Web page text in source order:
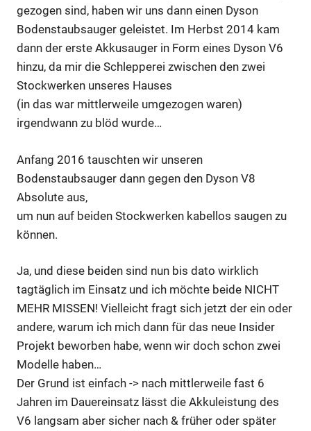
gezogen sind, haben wir uns dann einen Dyson
Bodenstaubsauger geleistet. Im Herbst 2014 kam
dann der erste Akkusauger in Form eines Dyson V6
hinzu, da mir die Schlepperei zwischen den zwei
Stockwerken unseres Hauses
(in das war mittlerweile umgezogen waren)
irgendwann zu blöd wurde…
Anfang 2016 tauschten wir unseren
Bodenstaubsauger dann gegen den Dyson V8
Absolute aus,
um nun auf beiden Stockwerken kabellos saugen zu
können.
Ja, und diese beiden sind nun bis dato wirklich
tagtäglich im Einsatz und ich möchte beide NICHT
MEHR MISSEN! Vielleicht fragt sich jetzt der ein oder
andere, warum ich mich dann für das neue Insider
Projekt beworben habe, wenn wir doch schon zwei
Modelle haben…
Der Grund ist einfach -> nach mittlerweile fast 6
Jahren im Dauereinsatz lässt die Akkuleistung des
V6 langsam aber sicher nach & früher oder später